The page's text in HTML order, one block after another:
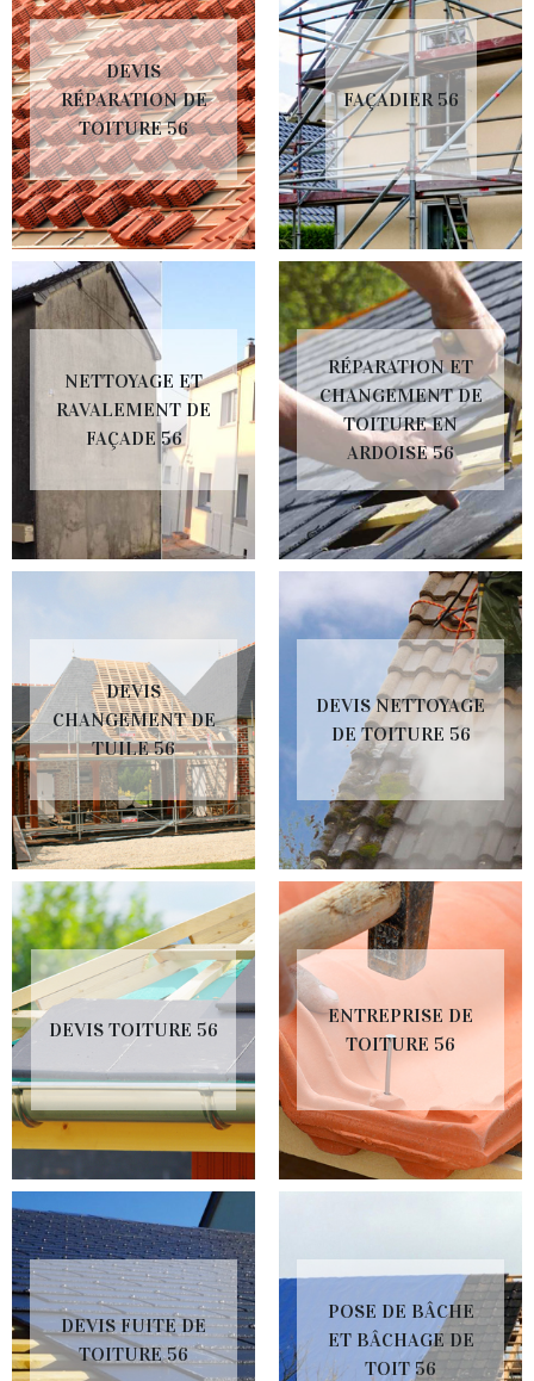
DEVIS
RÉPARATION DE
TOITURE 56
FAÇADIER 56
NETTOYAGE ET
RAVALEMENT DE
FAÇADE 56
RÉPARATION ET
CHANGEMENT DE
TOITURE EN
ARDOISE 56
DEVIS
CHANGEMENT DE
TUILE 56
DEVIS NETTOYAGE
DE TOITURE 56
DEVIS TOITURE 56
ENTREPRISE DE
TOITURE 56
DEVIS FUITE DE
TOITURE 56
POSE DE BÂCHE
ET BÂCHAGE DE
TOIT 56